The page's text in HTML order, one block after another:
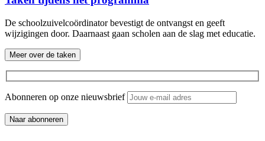
De schoolzuivelcoördinator bevestigt de ontvangst en geeft
wijzigingen door. Daarnaast gaan scholen aan de slag met educatie.
Meer over de taken
Abonneren op onze nieuwsbrief